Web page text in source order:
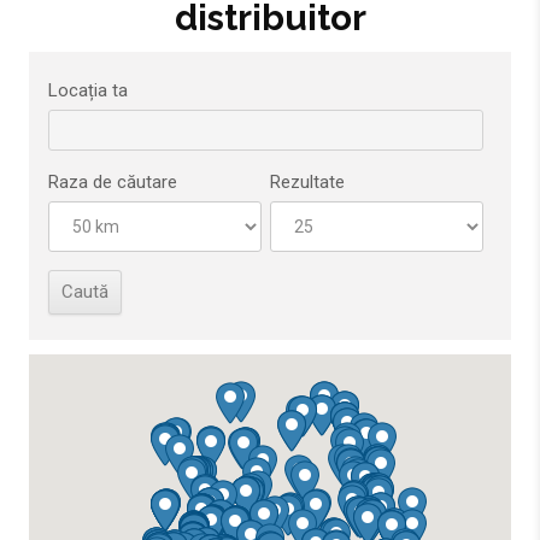
distribuitor
Locația ta
Raza de căutare Rezultate